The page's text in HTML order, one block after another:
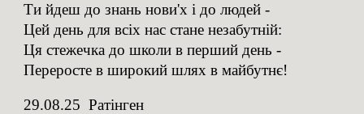
Ти йдеш до знань нови'х і до людей -
Цей день для всіх нас стане незабутній:
Ця стежечка до школи в перший день -
Переросте в широкий шлях в майбутнє!
29.08.25 Ратінген